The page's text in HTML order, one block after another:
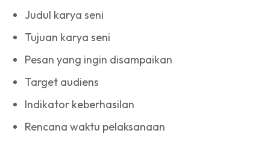
Judul karya seni
Tujuan karya seni
Pesan yang ingin disampaikan
Target audiens
Indikator keberhasilan
Rencana waktu pelaksanaan